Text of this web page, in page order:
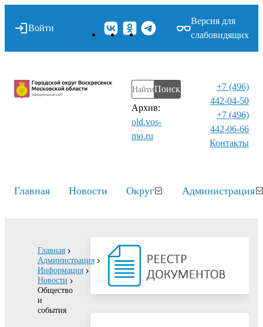
Войти
Версия для
слабовидящих
Поиск
Архив:
old.vos-
mo.ru
+7 (496)
442-04-50
+7 (496)
442-06-66
Контакты⁠
Главная Новости Округ Администрация
Главная
Администрация
Информация
Новости
Общество
и
события